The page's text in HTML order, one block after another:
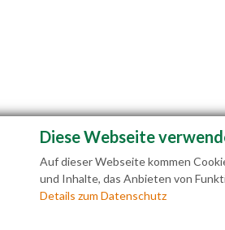
Diese Webseite
Auf dieser Webseite kommen
und Inhalte, das Anbieten von
Details zum Datenschutz